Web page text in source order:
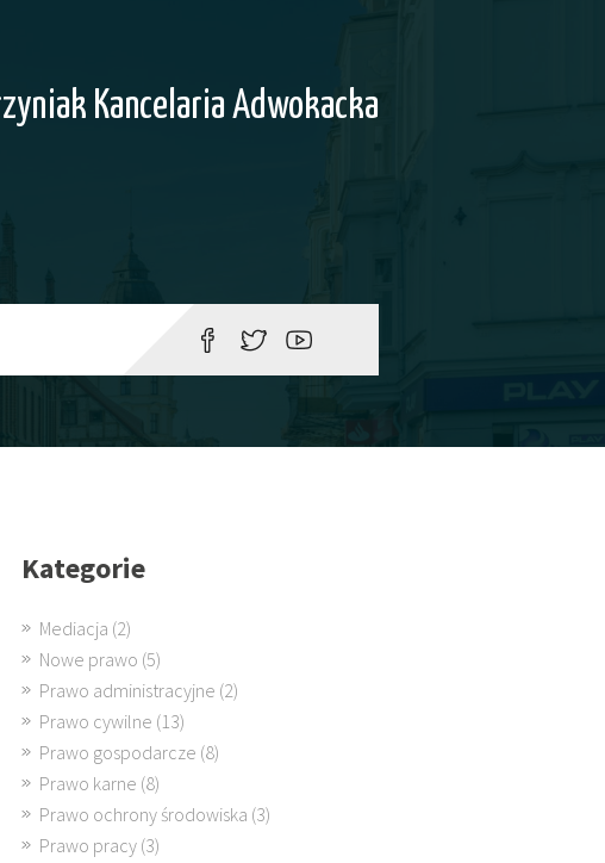
Kancelaria Adwokacka
Kategorie
Mediacja (2)
Nowe prawo (5)
Prawo administracyjne (2)
Prawo cywilne (13)
Prawo gospodarcze (8)
Prawo karne (8)
Prawo ochrony środowiska (3)
Prawo pracy (3)